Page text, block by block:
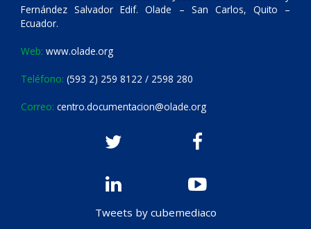
Fernández Salvador Edif. Olade – San Carlos, Quito –
Ecuador.
Web: www.olade.org
Teléfono: (593 2) 259 8122 / 2598 280
Correo: centro.documentacion@olade.org
Tweets by cubemediaco